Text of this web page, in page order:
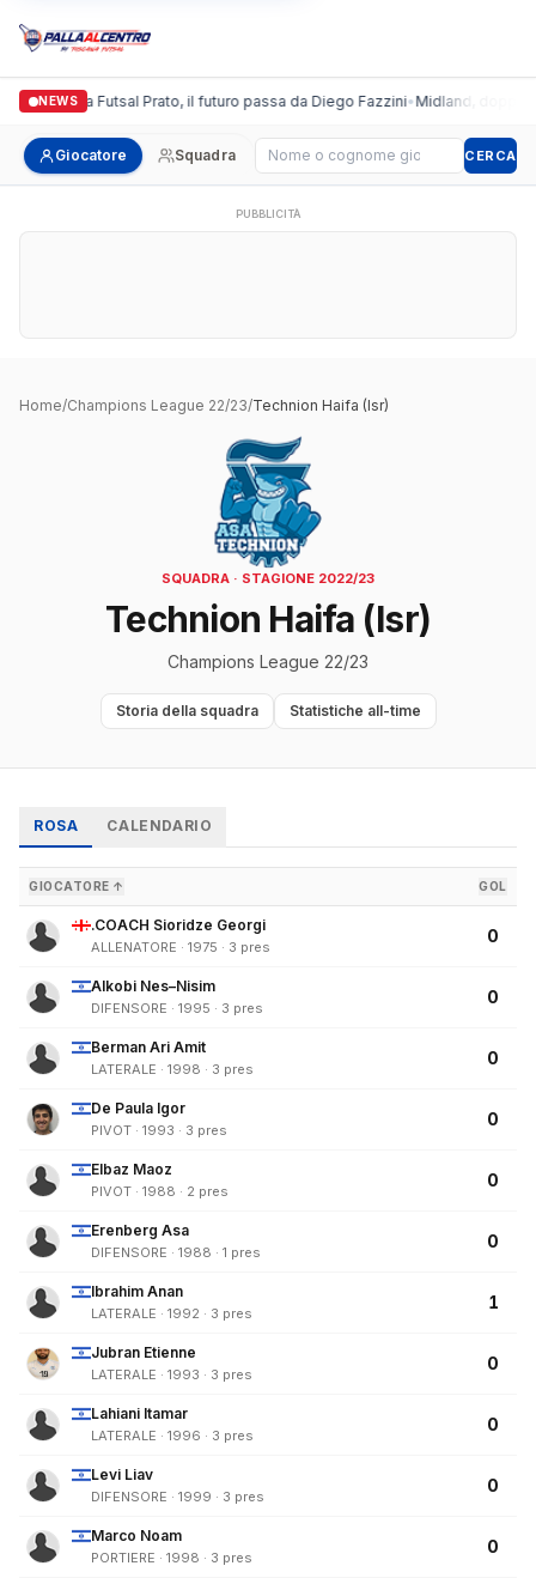
NEWS
Italgronda Futsal Prato, il futuro passa da Diego Fazzini•Midland, doppio
Giocatore Squadra Cerca giocatore CERCA
PUBBLICITÀ
Home/Champions League 22/23/Technion Haifa (Isr)
SQUADRA · STAGIONE 2022/23
Technion Haifa (Isr)
Champions League 22/23
Storia della squadra Statistiche all-time
ROSA CALENDARIO
GIOCATORE ↑ GOL
.COACH Sioridze Georgi
ALLENATORE · 1975 · 3 pres
0
Alkobi Nes–Nisim
DIFENSORE · 1995 · 3 pres
0
Berman Ari Amit
LATERALE · 1998 · 3 pres
0
De Paula Igor
PIVOT · 1993 · 3 pres
0
Elbaz Maoz
PIVOT · 1988 · 2 pres
0
Erenberg Asa
DIFENSORE · 1988 · 1 pres
0
Ibrahim Anan
LATERALE · 1992 · 3 pres
1
Jubran Etienne
LATERALE · 1993 · 3 pres
0
Lahiani Itamar
LATERALE · 1996 · 3 pres
0
Levi Liav
DIFENSORE · 1999 · 3 pres
0
Marco Noam
PORTIERE · 1998 · 3 pres
0